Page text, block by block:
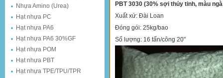
Nhựa Amino (Urea)
Hạt nhựa PC
Hạt nhựa PA6
Hạt nhựa PA6 30%GF
Hạt nhựa POM
Hạt nhựa PBT
Hạt nhựa TPE/TPU/TPR
PBT 3030 (30% sợi thủy tinh, màu
Xuất xứ: Đài Loan
Đóng gói: 25kg/bao
Số lượng: 16 tấn/công 20"